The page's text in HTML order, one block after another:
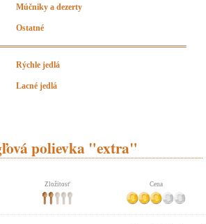
Múčniky a dezerty
Ostatné
Rýchle jedlá
Lacné jedlá
polievka "extra"
Zložitosť Cena